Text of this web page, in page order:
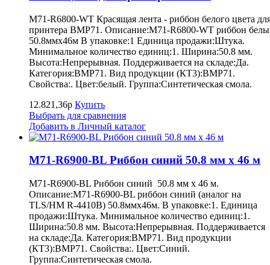
M71-R6800-WT Красящая лента - риббон белого цвета
принтера BMP71. Описание:M71-R6800-WT риббон
50.8ммх46м В упаковке:1 Единица продажи:Штука.
Минимальное количество единиц:1. Ширина:50.8 мм.
Высота:Непрерывная. Поддерживается на складе:Да.
Категория:BMP71. Вид продукции (КТ3):BMP71.
Свойства:. Цвет:белый. Группа:Синтетическая смола.
12.821,36р Купить
Выбрать для сравнения
Добавить в Личный каталог
M71-R6900-BL Риббон синий 50.8 мм х 46 м
M71-R6900-BL Риббон синий 50.8 мм х 46 м.
Описание:M71-R6900-BL риббон синий (аналог на
TLS/HM R-4410B) 50.8ммх46м. В упаковке:1. Единица
продажи:Штука. Минимальное количество единиц:1.
Ширина:50.8 мм. Высота:Непрерывная. Поддерживается
на складе:Да. Категория:BMP71. Вид продукции
(КТ3):BMP71. Свойства:. Цвет:Синий.
Группа:Синтетическая смола.